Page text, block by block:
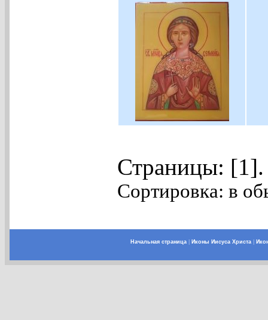
Страницы:
Сортировка: в
Начальная страница| Иконы Иисуса Христа|